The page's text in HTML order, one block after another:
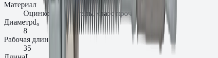
Материал
Оцинкованная сталь, класс прочности 8.8
Диаметрd₀
8
Рабочая длина
35